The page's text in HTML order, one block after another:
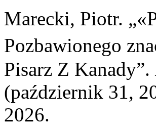
Marecki, Piotr.
Pozbawionego
Pisarz Z Kanady”.
(październik 31,
2026.